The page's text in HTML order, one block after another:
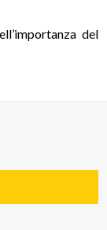
del